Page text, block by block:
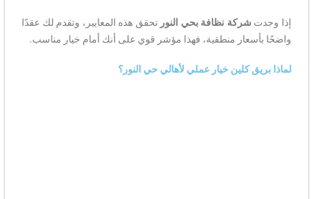
إذا وجدت شركة نظافة بحي النور تحقق هذه المعايير، وتقدم لك عقدًا
واضحًا بأسعار منطقية، فهذا مؤشر قوي على أنك أمام خيار مناسب.
لماذا بريق كلين خيار عملي لأهالي حي النور؟